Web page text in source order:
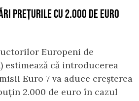
PREȚURILE CU 2.000 DE EURO
Europeni de
estimează că introducerea
Euro 7 va aduce creșterea
2.000 de euro în cazul